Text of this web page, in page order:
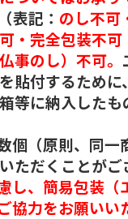
（表記： のし不可
・完全包装不可
事のし）不可。
貼付するために
等に納入したも
個（原則、同一
ただくことがご
し、簡易包装（
協力をお願いい